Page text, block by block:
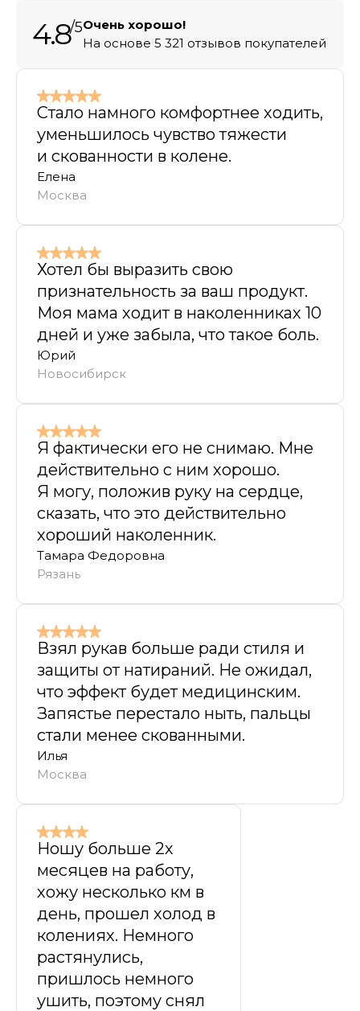
4.8/5Очень хорошо!
На основе 5 321 отзывов покупателей
Стало намного комфортнее ходить,
уменьшилось чувство тяжести
и скованности в колене.
Елена
Москва
Хотел бы выразить свою
признательность за ваш продукт.
Моя мама ходит в наколенниках 10
дней и уже забыла, что такое боль.
Юрий
Новосибирск
Я фактически его не снимаю. Мне
действительно с ним хорошо.
Я могу, положив руку на сердце,
сказать, что это действительно
хороший наколенник.
Тамара Федоровна
Рязань
Взял рукав больше ради стиля и
защиты от натираний. Не ожидал,
что эффект будет медицинским.
Запястье перестало ныть, пальцы
стали менее скованными.
Илья
Москва
Ношу больше 2х
месяцев на работу,
хожу несколько км в
день, прошел холод в
колениях. Немного
растянулись,
пришлось немного
ушить, поэтому снял